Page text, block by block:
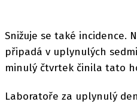
Snižuje se také incidence.
připadá v uplynulých
minulý čtvrtek činila tato
Laboratoře za uplynulý